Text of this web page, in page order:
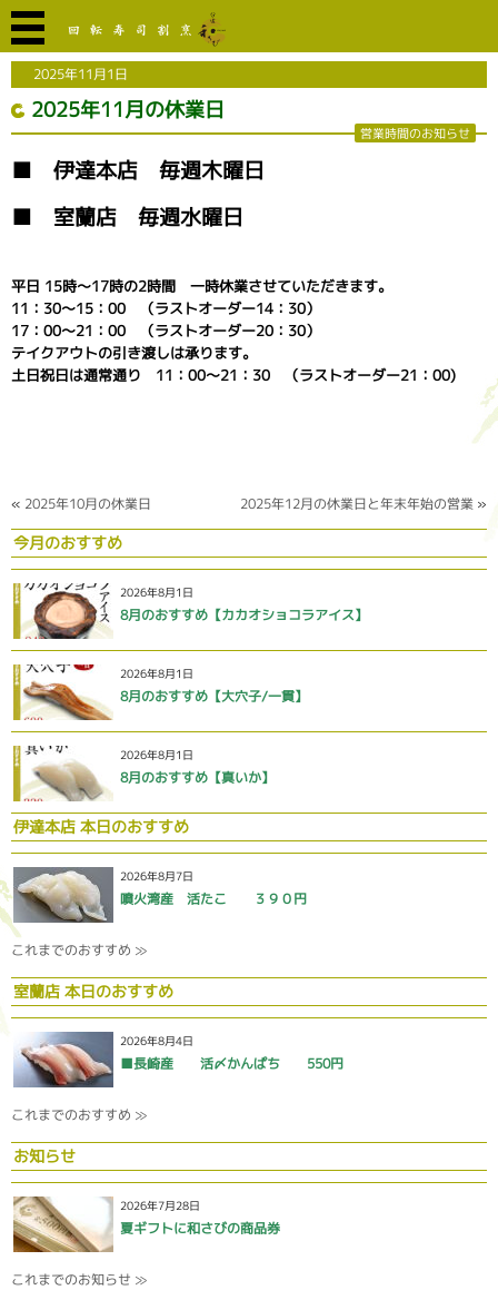
2025年11月1日
2025年11月の休業日
営業時間のお知らせ
■ 伊達本店 毎週木曜日
■ 室蘭店 毎週水曜日
平日 15時～17時の2時間 一時休業させていただきます。
11：30～15：00 （ラストオーダー14：30）
17：00～21：00 （ラストオーダー20：30）
テイクアウトの引き渡しは承ります。
土日祝日は通常通り 11：00～21：30 （ラストオーダー21：00)
« 2025年10月の休業日 2025年12月の休業日と年末年始の営業 »
今月のおすすめ
2026年8月1日
8月のおすすめ【カカオショコラアイス】
2026年8月1日
8月のおすすめ【大穴子/一貫】
2026年8月1日
8月のおすすめ【真いか】
伊達本店 本日のおすすめ
2026年8月7日
噴火湾産 活たこ ３９０円
これまでのおすすめ ≫
室蘭店 本日のおすすめ
2026年8月4日
■長崎産 活〆かんぱち 550円
これまでのおすすめ ≫
お知らせ
2026年7月28日
夏ギフトに和さびの商品券
これまでのお知らせ ≫